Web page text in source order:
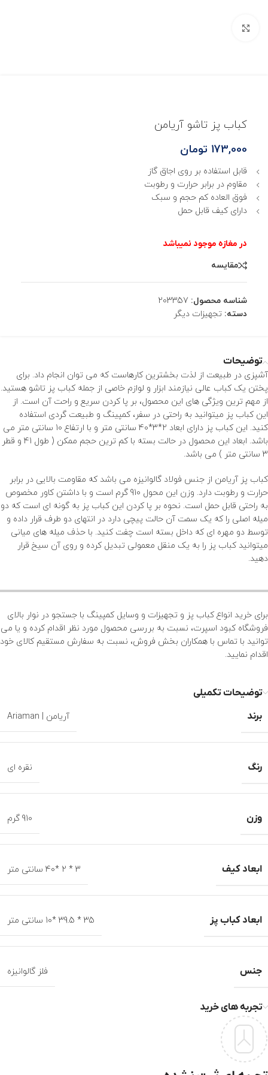
کباب پز تاشو آریامن
173,000 تومان
قابل استفاده بر روی اجاق گاز
مقاوم در برابر حرارت و رطوبت
فوق العاده کم حجم و سبک
دارای کیف قابل حمل
مقایسه
شناسه محصول: 203357
دسته: تجهیزات دیگر
توضیحات
آشپزی در طبیعت از لذت بخشترین کارهاست که می توان انجام داد. برای
پختن یک کباب عالی نیازمند ابزار و لوازم خاصی از جمله کباب پز تاشو هستید.
از مهم ترین ویژگی های این محصول، بر پا کردن سریع و راحت آن است. از
این کباب پز میتوانید به راحتی در سفر، کمپینگ و طبیعت گردی استفاده
کنید. این کباب پز دارای ابعاد 2*3*40 سانتی متر و با ارتفاع 10 سانتی متر می
باشد. ابعاد این محصول در حالت بسته با کم ترین حجم ممکن ( طول 41 و قطر
3 سانتی متر ) می باشد.
کباب پز آریامن از جنس فولاد گالوانیزه می باشد که مقاومت بالایی در برابر
حرارت و رطوبت دارد. وزن این محول 910 گرم است و با داشتن کاور مخصوص
به راحتی قابل حمل است. نحوه بر پا کردن این کباب پز به گونه ای است که دو
میله اصلی را که یک سمت آن حالت پیچی دارد در انتهای دو طرف قرار داده و
توسط دو مهره ای که داخل بسته است چفت کنید. با حذف میله های میانی
میتوانید کباب پز را به یک منقل معمولی تبدیل کرده و روی آن سیخ قرار
دهید.
برای خرید انواع کباب پز و تجهیزات و وسایل کمپینگ با جستجو در نوار بالای
فروشگاه کبود اسپرت، نسبت به بررسی محصول مورد نظر اقدام کرده و یا می
توانید با تماس با همکاران بخش فروش، نسبت به سفارش مستقیم کالای خود
اقدام نمایید.
توضیحات تکمیلی
برند
آریامن | Ariaman
رنگ نقره ای
وزن 910 گرم
ابعاد کیف 3 * 2 *40 سانتی متر
ابعاد کباب پز 35 * 39.5 *10 سانتی متر
جنس فلز گالوانیزه
تجربه های خرید